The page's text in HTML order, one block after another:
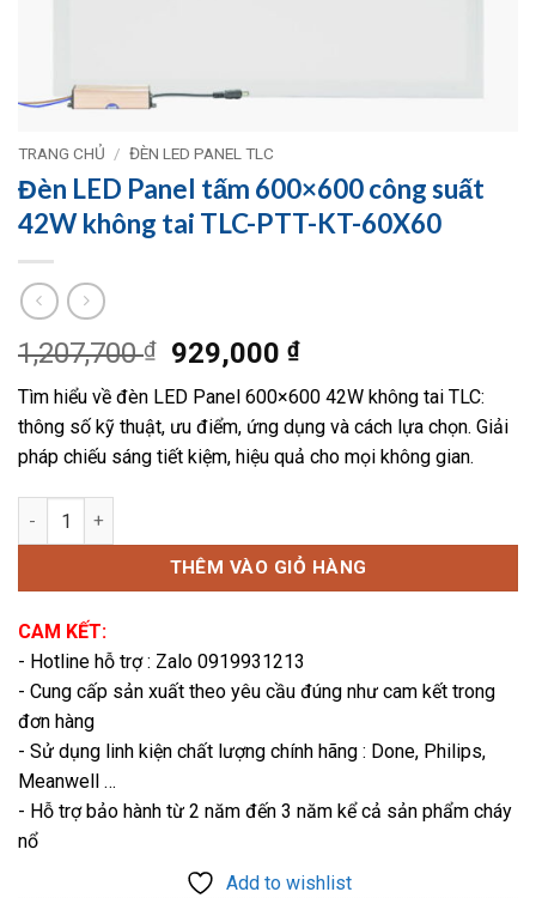
TRANG CHỦ / ĐÈN LED PANEL TLC
Đèn LED Panel tấm 600×600 công suất
42W không tai TLC-PTT-KT-60X60
1,207,700₫
Giá
gốc
là:
1,207,700 ₫.
929,000₫Giá
hiện
tại
là:
929,000 ₫.
Tìm hiểu về đèn LED Panel 600×600 42W không tai TLC:
thông số kỹ thuật, ưu điểm, ứng dụng và cách lựa chọn. Giải
pháp chiếu sáng tiết kiệm, hiệu quả cho mọi không gian.
Đèn LED Panel tấm 600×600 công suất 42W không tai TLC-
THÊM VÀO GIỎ HÀNG
CAM KẾT:
- Hotline hỗ trợ : Zalo 0919931213
- Cung cấp sản xuất theo yêu cầu đúng như cam kết trong
đơn hàng
- Sử dụng linh kiện chất lượng chính hãng : Done, Philips,
Meanwell …
- Hỗ trợ bảo hành từ 2 năm đến 3 năm kể cả sản phẩm cháy
nổ
Add to wishlist